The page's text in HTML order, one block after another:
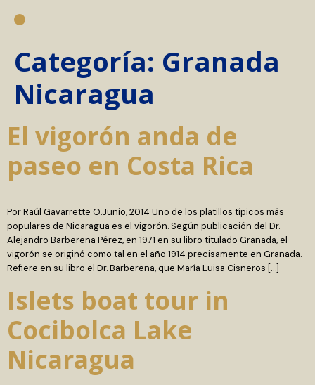
Categoría: Granada
Nicaragua
El vigorón anda de
paseo en Costa Rica
Por Raúl Gavarrette O.Junio, 2014 Uno de los platillos típicos más
populares de Nicaragua es el vigorón. Según publicación del Dr.
Alejandro Barberena Pérez, en 1971 en su libro titulado Granada, el
vigorón se originó como tal en el año 1914 precisamente en Granada.
Refiere en su libro el Dr. Barberena, que María Luisa Cisneros […]
Islets boat tour in
Cocibolca Lake
Nicaragua